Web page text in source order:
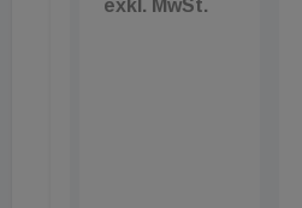
exkl. MwSt.